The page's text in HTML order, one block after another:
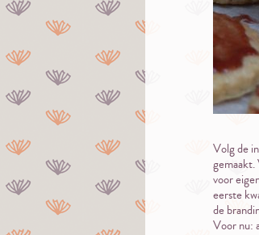
Volg de
gemaakt.
voor
eerste
de
Voor nu: